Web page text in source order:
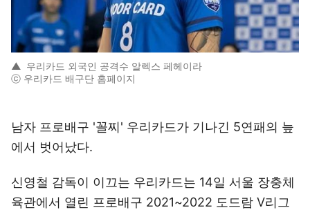
▲ 우리카드 외국인 공격수 알렉스 페헤이라
ⓒ 우리카드 배구단 홈페이지
남자 프로배구 '꼴찌' 우리카드가 기나긴 5연패의 늪
에서 벗어났다.
신영철 감독이 이끄는 우리카드는 14일 서울 장충체
육관에서 열린 프로배구 2021~2022 도드람 V리그